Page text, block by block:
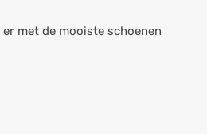
met de mooiste schoenen